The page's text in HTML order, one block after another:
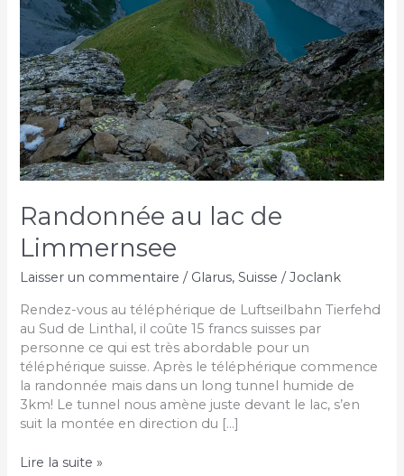
Randonnée au lac de
Limmernsee
Laisser un commentaire / Glarus,Suisse /Joclank
Rendez-vous au téléphérique de Luftseilbahn Tierfehd
au Sud de Linthal, il coûte 15 francs suisses par
personne ce qui est très abordable pour un
téléphérique suisse. Après le téléphérique commence
la randonnée mais dans un long tunnel humide de
3km! Le tunnel nous amène juste devant le lac, s’en
suit la montée en direction du […]
Randonnée
Lire la suite »